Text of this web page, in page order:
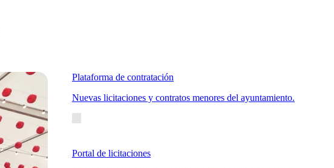
Plataforma de contratación
Nuevas licitaciones y contratos menores del ayuntamiento.
Portal de licitaciones